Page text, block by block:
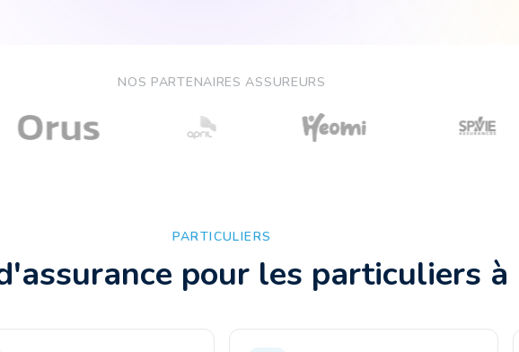
NOS PARTENAIRES ASSUREURS
PARTICULIERS
pour les particuliers à